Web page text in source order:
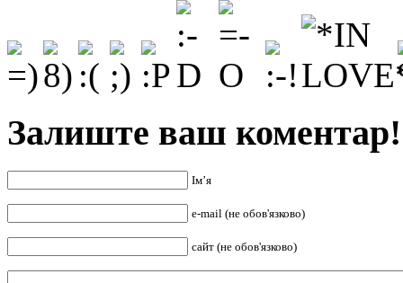
Залиште ваш коментар!
Ім’я
e-mail (не обов'язково)
сайт (не обов'язково)